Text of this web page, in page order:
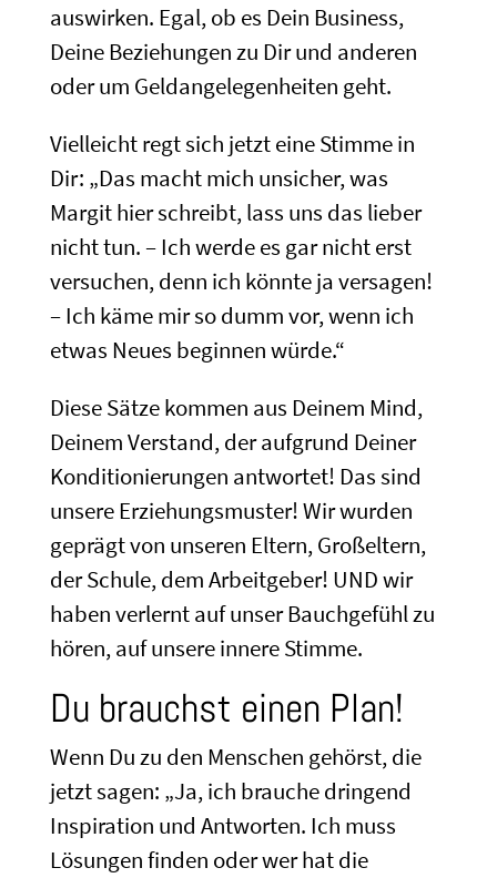
auswirken. Egal, ob es Dein Business,
Deine Beziehungen zu Dir und anderen
oder um Geldangelegenheiten geht.
Vielleicht regt sich jetzt eine Stimme in
Dir: „Das macht mich unsicher, was
Margit hier schreibt, lass uns das lieber
nicht tun. – Ich werde es gar nicht erst
versuchen, denn ich könnte ja versagen!
– Ich käme mir so dumm vor, wenn ich
etwas Neues beginnen würde.“
Diese Sätze kommen aus Deinem Mind,
Deinem Verstand, der aufgrund Deiner
Konditionierungen antwortet! Das sind
unsere Erziehungsmuster! Wir wurden
geprägt von unseren Eltern, Großeltern,
der Schule, dem Arbeitgeber! UND wir
haben verlernt auf unser Bauchgefühl zu
hören, auf unsere innere Stimme.
Du brauchst einen Plan!
Wenn Du zu den Menschen gehörst, die
jetzt sagen: „Ja, ich brauche dringend
Inspiration und Antworten. Ich muss
Lösungen finden oder wer hat die